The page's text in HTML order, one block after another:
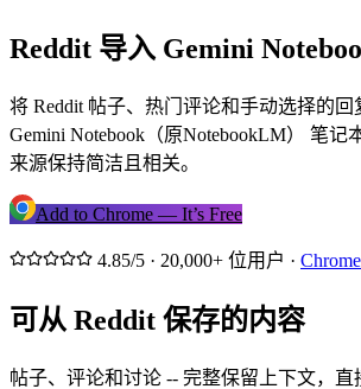
Reddit 导入 Gemini
将 Reddit 帖子、热门评论和手动选择的回
Gemini Notebook（原NotebookLM） 笔记
来源保持简洁且相关。
Add to Chrome — It’s Free
4.85/5 · 20,000+ 位用户 ·
可从 Reddit 保存的内容
帖子、评论和讨论 -- 完整保留上下文，直